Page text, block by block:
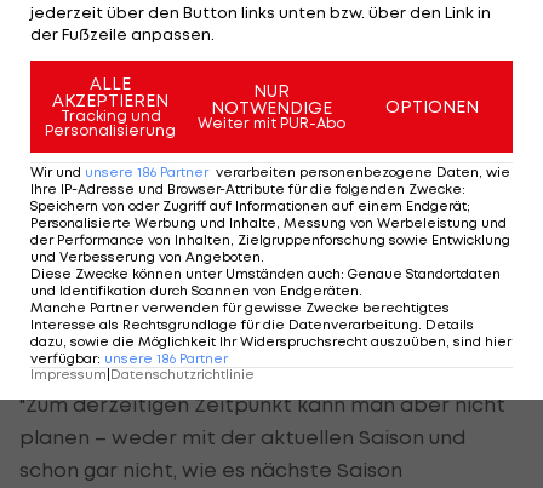
hat, gibt es aber nicht. Aber es gibt viele
Aussagen von Beratern und auch von anderen
Vereinen, dass es keinen Absteiger geben kann,
wenn die Meisterschaft nicht fertig gespielt
werden kann. Es braucht jetzt jedenfalls noch
Zeit, weil wir noch gar nicht wissen, wie es
weitergehen wird.“
Die Auswirkungen der Krise auf die Klubs sind
schon jetzt enorm. Über die Einbußen, die die
Krise mit sich bringen wird, könne man in St. Pölten
"noch keine realistischen Schätzungen" abgeben.
"Zum derzeitigen Zeitpunkt kann man aber nicht
planen – weder mit der aktuellen Saison und
schon gar nicht, wie es nächste Saison
jederzeit über den Button links unten bzw. über den Link in
der Fußzeile anpassen.
ALLE
AKZEPTIEREN
Tracking und
Personalisierung
NUR
NOTWENDIGE
Weiter mit PUR-Abo
OPTIONEN
Wir und unsere 186 Partner verarbeiten personenbezogene Daten, wie
Ihre IP-Adresse und Browser-Attribute für die folgenden Zwecke:
Speichern von oder Zugriff auf Informationen auf einem Endgerät;
Personalisierte Werbung und Inhalte, Messung von Werbeleistung und
der Performance von Inhalten, Zielgruppenforschung sowie Entwicklung
und Verbesserung von Angeboten
Diese Zwecke können unter Umständen auch: Genaue Standortdaten
und Identifikation durch Scannen von Endgeräten
Manche Partner verwenden für gewisse Zwecke berechtigtes
Interesse als Rechtsgrundlage für die Datenverarbeitung. Details
dazu, sowie die Möglichkeit Ihr Widerspruchsrecht auszuüben, sind hier
verfügbar: unsere 186 Partner
Impressum|Datenschutzrichtlinie